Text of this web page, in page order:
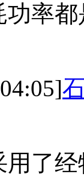
率
了